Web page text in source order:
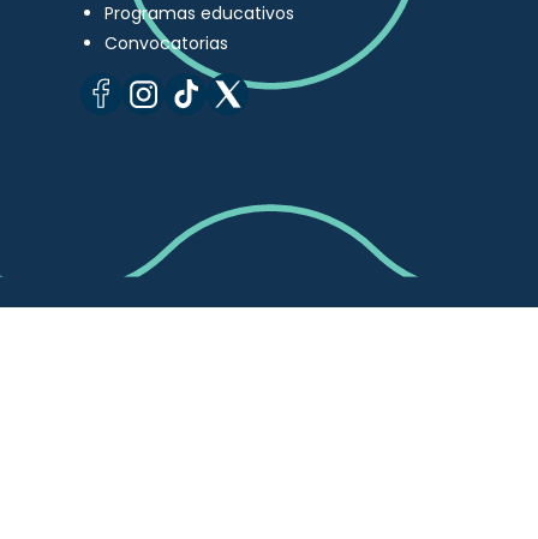
Programas educativos
Convocatorias